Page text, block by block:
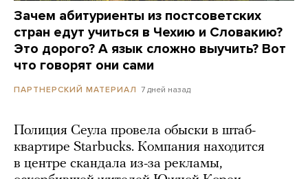
Зачем абитуриенты из постсоветских
стран едут учиться в Чехию и Словакию?
Это дорого? А язык сложно выучить? Вот
что говорят они сами
ПАРТНЕРСКИЙ МАТЕРИАЛ 7 дней назад
Полиция Сеула провела обыски в штаб-
квартире Starbucks. Компания находится
в центре скандала из-за рекламы,